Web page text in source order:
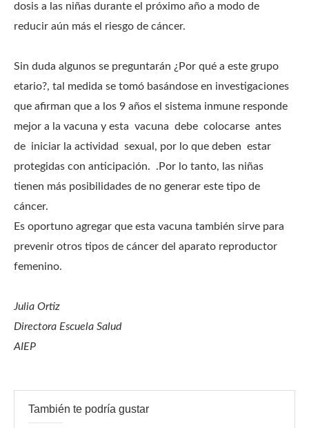
dosis a las niñas durante el próximo año a modo de
reducir aún más el riesgo de cáncer.
Sin duda algunos se preguntarán ¿Por qué a este grupo
etario?, tal medida se tomó basándose en investigaciones
que afirman que a los 9 años el sistema inmune responde
mejor a la vacuna y esta vacuna debe colocarse antes
de iniciar la actividad sexual, por lo que deben estar
protegidas con anticipación. .Por lo tanto, las niñas
tienen más posibilidades de no generar este tipo de
cáncer.
Es oportuno agregar que esta vacuna también sirve para
prevenir otros tipos de cáncer del aparato reproductor
femenino.
Julia Ortiz
Directora Escuela Salud
AIEP
También te podría gustar